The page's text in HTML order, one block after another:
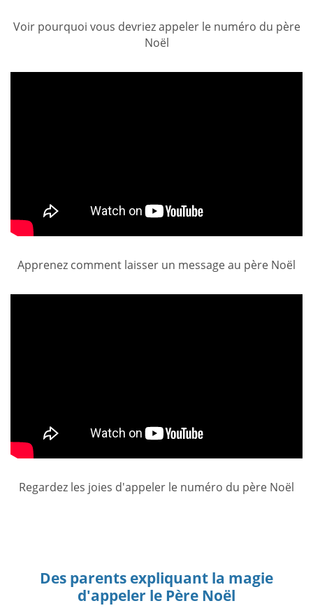
Voir pourquoi vous devriez appeler le numéro du père
Noël
Apprenez comment laisser un message au père Noël
Regardez les joies d'appeler le numéro du père Noël
Des parents expliquant la magie
d'appeler le Père Noël